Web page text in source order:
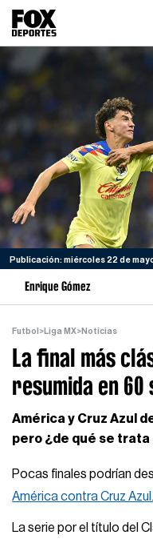
Publicación: miércoles 22 de
Enrique Gómez
Futbol >Liga MX>Noticias
La final más
resumida en 60
América y Cruz Azul
pero ¿de qué se trata
Pocas finales podrían
América contra Cruz Azul.
La serie por el título del